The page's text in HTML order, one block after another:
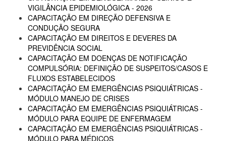
VIGILÂNCIA EPIDEMIOLÓGICA - 2026
CAPACITAÇÃO EM DIREÇÃO DEFENSIVA E
CONDUÇÃO SEGURA
CAPACITAÇÃO EM DIREITOS E DEVERES DA
PREVIDÊNCIA SOCIAL
CAPACITAÇÃO EM DOENÇAS DE NOTIFICAÇÃO
COMPULSÓRIA: DEFINIÇÃO DE SUSPEITOS/CASOS E
FLUXOS ESTABELECIDOS
CAPACITAÇÃO EM EMERGÊNCIAS PSIQUIÁTRICAS -
MÓDULO MANEJO DE CRISES
CAPACITAÇÃO EM EMERGÊNCIAS PSIQUIÁTRICAS -
MÓDULO PARA EQUIPE DE ENFERMAGEM
CAPACITAÇÃO EM EMERGÊNCIAS PSIQUIÁTRICAS -
MÓDULO PARA MÉDICOS